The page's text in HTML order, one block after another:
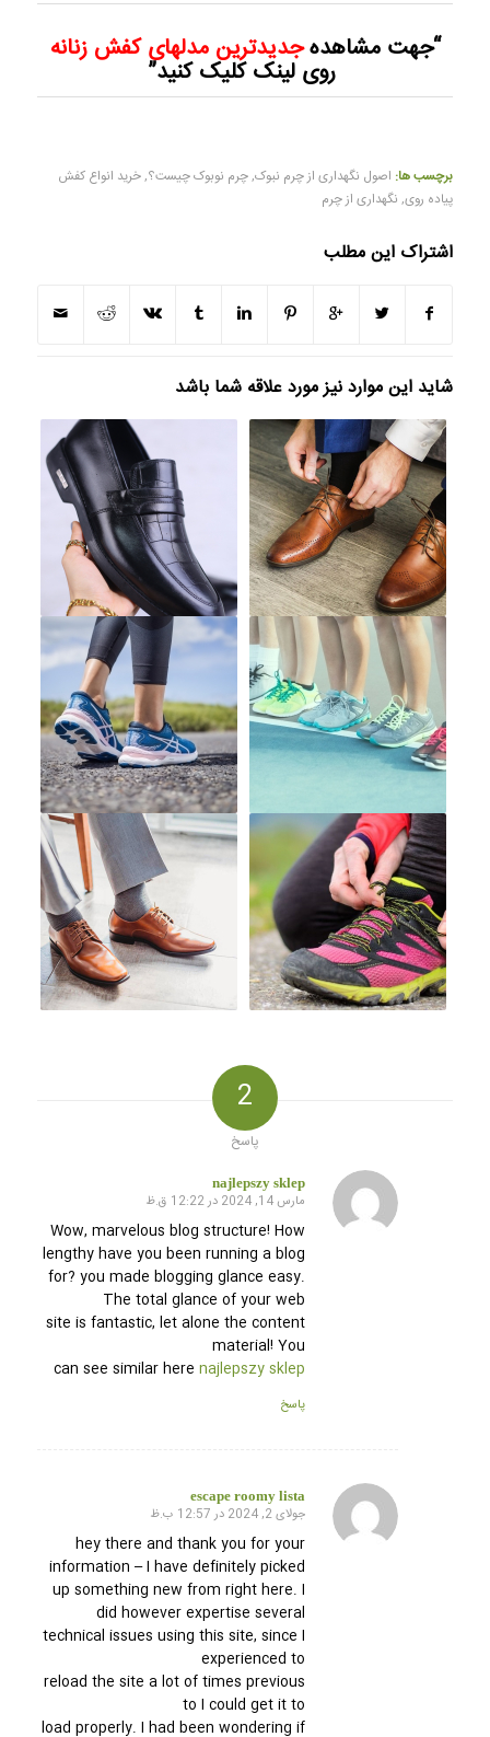
“جهت مشاهدهجدیدترین مدلهای کفشزنانه
روی لینک کلیک کنید”
برچسب ها: اصول نگهداری از چرم نبوک,چرم نوبوک چیست؟,خرید انواع کفش
پیاده روی, نگهداری از چرم
اشتراک این مطلب
شاید این موارد نیز مورد علاقه شما باشد
2
پاسخ
najlepszy sklep
گفته:
مارس 14, 2024 در 12:22 ق.ظ
Wow, marvelous blog structure! How
lengthy have you been running a blog
for? you made blogging glance easy.
The total glance of your web
site is fantastic, let alone the content
material! You
can see similar herenajlepszy sklep
پاسخ
escape roomy lista
گفته:
جولای 2, 2024 در 12:57 ب.ظ
hey there and thank you for your
information – I have definitely picked
up something new from right here. I
did however expertise several
technical issues using this site, since I
experienced to
reload the site a lot of times previous
to I could get it to
load properly. I had been wondering if